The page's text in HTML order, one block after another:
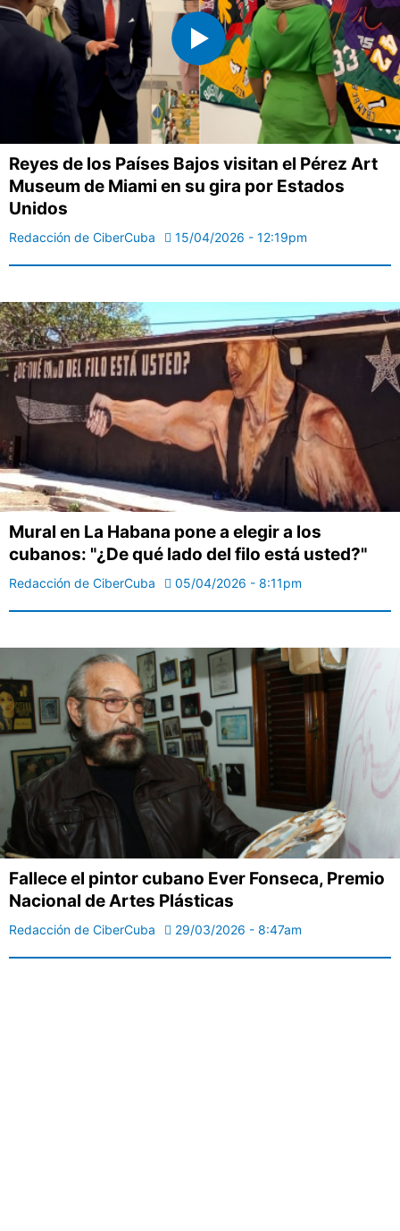
Reyes de los Países Bajos visitan el Pérez Art
Museum de Miami en su gira por Estados
Unidos
Redacción de CiberCuba 15/04/2026 - 12:19pm
Mural en La Habana pone a elegir a los
cubanos: "¿De qué lado del filo está usted?"
Redacción de CiberCuba 05/04/2026 - 8:11pm
Fallece el pintor cubano Ever Fonseca, Premio
Nacional de Artes Plásticas
Redacción de CiberCuba 29/03/2026 - 8:47am